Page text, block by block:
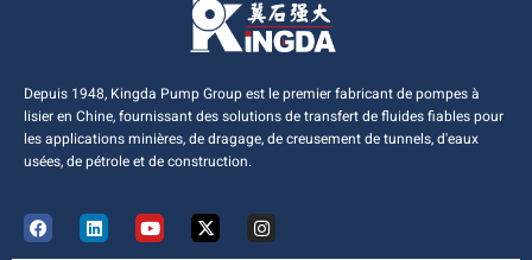
Depuis 1948, Kingda Pump Group est le premier fabricant de pompes à
lisier en Chine, fournissant des solutions de transfert de fluides fiables pour
les applications minières, de dragage, de creusement de tunnels, d'eaux
usées, de pétrole et de construction.